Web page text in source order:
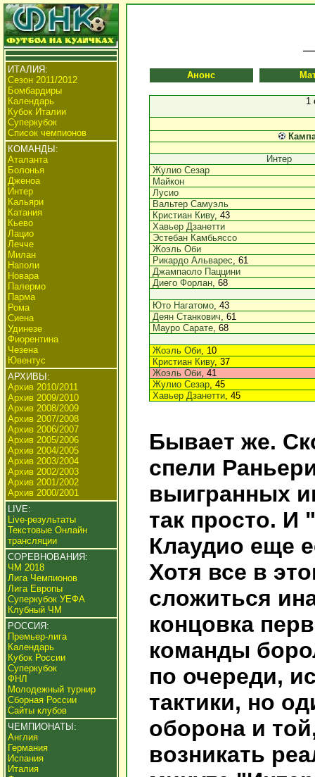
ИТАЛИЯ:
Сезон 2011/2012
Бомбардиры
Календарь
Кубок Италии
Суперкубок
Список чемпионов
КОМАНДЫ:
Аталанта
Болонья
Дженоа
Интер
Кальяри
Катания
Кьево
Лацио
Лечче
Милан
Наполи
Новара
Палермо
Парма
Рома
Сиена
Удинезе
Фиорентина
Чезена
Ювентус
АРХИВЫ:
Архив 2010/2011
Архив 2009/2010
Архив 2008/2009
Архив 2007/2008
Архив 2006/2007
Архив 2005/2006
Архив 2004/2005
Архив 2003/2004
Архив 2002/2003
Архив 2001/2002
Архив 2000/2001
LIVE:
Live-результаты
Текстовые Онлайн
трансляции
СОРЕВНОВАНИЯ:
ЧМ 2018
Лига Чемпионов
Лига Европы
Суперкубок УЕФА
Клубный ЧМ
РОССИЯ:
Премьер-лига
Календарь
Кубок России
Суперкубок
ФНЛ
Молодежный турнир
Сборная России
Сайты клубов
ЧЕМПИОНАТЫ:
Англия
Германия
Испания
Италия
Анонс
1
Интер
Жулио Сезар
Майкон
Лусио
Вальтер Самуэль
Кристиан Киву, 43
Хавьер Дзанетти
Эстебан Камбьяссо
Жоэль Оби
Рикардо Альварес, 61
Джампаоло Паццини
Диего Форлан, 68
Юто Нагатомо, 43
Деян Станкович, 61
Мауро Сарате, 68
Жоэль Оби, 10
Кристиан Киву, 37
Жоэль Оби, 41
Жулио Сезар, 45
Хавьер Дзанетти, 45
Бывает же.
спели
выигранных
так просто. И
Клаудио еще
Хотя все в
сложиться
концовка
команды
по очереди,
тактики, но
оборона и
возникать